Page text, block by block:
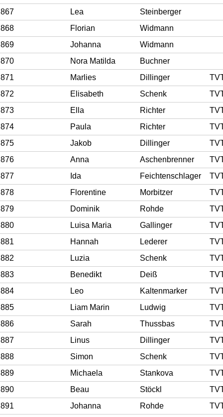
867
Lea
Steinberger
868
Florian
Widmann
869
Johanna
Widmann
870
Nora Matilda
Buchner
871
Marlies Dillinger
872
Elisabeth Schenk
873
Ella Richter
874
Paula Richter
875
Jakob Dillinger
876
Anna Aschenbrenner
877
Ida Feichtenschlager
878
Florentine Morbitzer
879
Dominik Rohde
880
Luisa Maria Gallinger
881
Hannah Lederer
882
Luzia Schenk
883
Benedikt Deiß
884
Leo Kaltenmarker
885
Liam Marin Ludwig
886
Sarah Thussbas
887
Linus Dillinger
888
Simon Schenk
889
Michaela Stankova
890
Beau Stöckl
891
Johanna Rohde